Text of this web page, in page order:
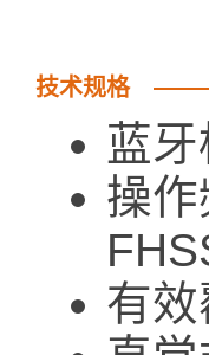
技术规格
蓝
操
有